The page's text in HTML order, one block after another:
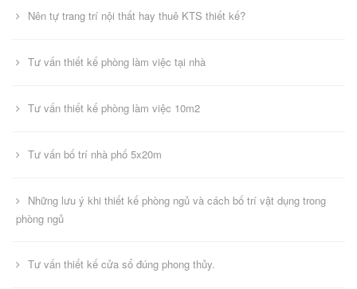
Nên tự trang trí nội thất hay thuê KTS thiết kế?
Tư vấn thiết kế phòng làm việc tại nhà
Tư vấn thiết kế phòng làm việc 10m2
Tư vấn bố trí nhà phố 5x20m
Những lưu ý khi thiết kế phòng ngủ và cách bố trí vật dụng trong
phòng ngủ
Tư vấn thiết kế cửa sổ đúng phong thủy.